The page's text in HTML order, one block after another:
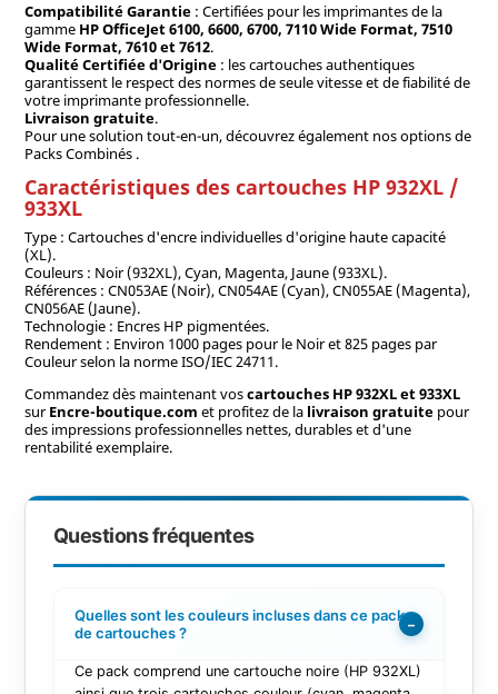
Compatibilité Garantie: Certifiées pour les imprimantes de la
gamme HP OfficeJet 6100, 6600, 6700, 7110 Wide Format, 7510
Wide Format, 7610 et 7612.
Qualité Certifiée d'Origine: les cartouches authentiques
garantissent le respect des normes de seule vitesse et de fiabilité de
votre imprimante professionnelle.
Livraison gratuite.
Pour une solution tout-en-un, découvrez également nos options de
Packs Combinés .
Caractéristiques des cartouches HP 932XL /
933XL
Type : Cartouches d'encre individuelles d'origine haute capacité
(XL).
Couleurs : Noir (932XL), Cyan, Magenta, Jaune (933XL).
Références : CN053AE (Noir), CN054AE (Cyan), CN055AE (Magenta),
CN056AE (Jaune).
Technologie : Encres HP pigmentées.
Rendement : Environ 1000 pages pour le Noir et 825 pages par
Couleur selon la norme ISO/IEC 24711.
Commandez dès maintenant voscartouches HP 932XL et 933XL
surEncre-boutique.com et profitez de la livraison gratuitepour
des impressions professionnelles nettes, durables et d'une
rentabilité exemplaire.
Questions fréquentes
Quelles sont les couleurs incluses dans ce pack
de cartouches ?
−
Ce pack comprend une cartouche noire (HP 932XL)